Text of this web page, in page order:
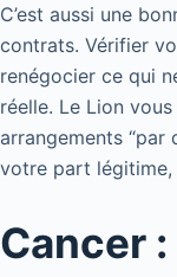
C’est aussi une
contrats. Vérifier
renégocier ce qui
réelle. Le Lion
arrangements “par
votre part légitime,
Cancer